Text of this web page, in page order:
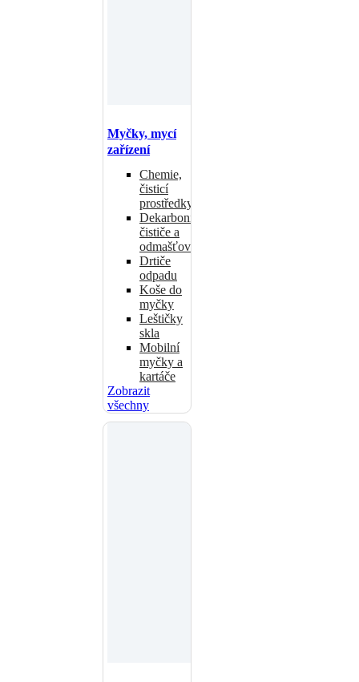
Myčky, mycí
zařízení
Chemie,
čisticí
prostředky
Dekarbonizační
čističe a
odmašťovače
Drtiče
odpadu
Koše do
myčky
Leštičky
skla
Mobilní
myčky a
kartáče
Zobrazit
všechny